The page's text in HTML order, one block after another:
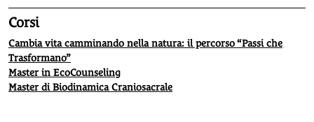
Corsi
Cambia vita camminando nella natura: il percorso “Passi che
Trasformano”
Master in EcoCounseling
Master di Biodinamica Craniosacrale